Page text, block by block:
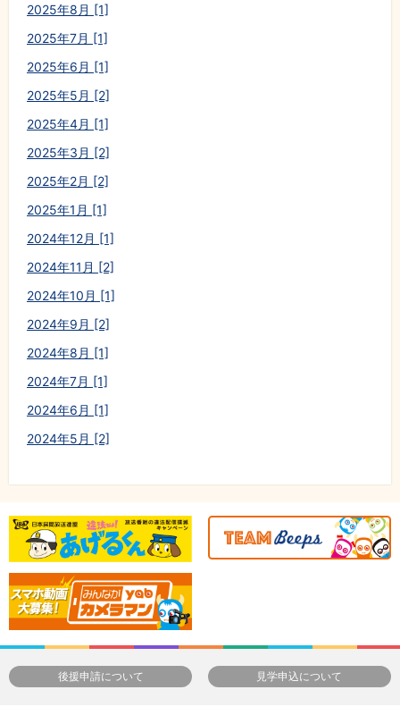
2025年8月 [1]
2025年7月 [1]
2025年6月 [1]
2025年5月 [2]
2025年4月 [1]
2025年3月 [2]
2025年2月 [2]
2025年1月 [1]
2024年12月 [1]
2024年11月 [2]
2024年10月 [1]
2024年9月 [2]
2024年8月 [1]
2024年7月 [1]
2024年6月 [1]
2024年5月 [2]
後援申請について 見学申込について